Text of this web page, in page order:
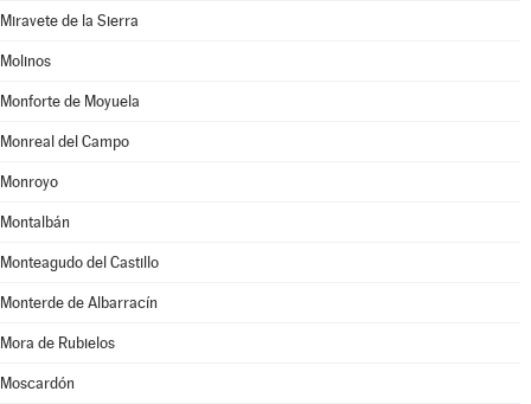
Miravete de la Sierra
Molinos
Monforte de Moyuela
Monreal del Campo
Monroyo
Montalbán
Monteagudo del Castillo
Monterde de Albarracín
Mora de Rubielos
Moscardón